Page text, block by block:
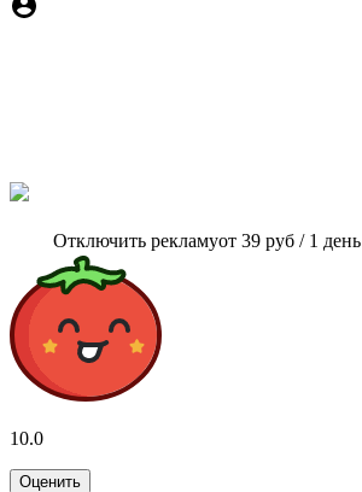
Отключить рекламуот 39 руб / 1 день
10.0
Оценить